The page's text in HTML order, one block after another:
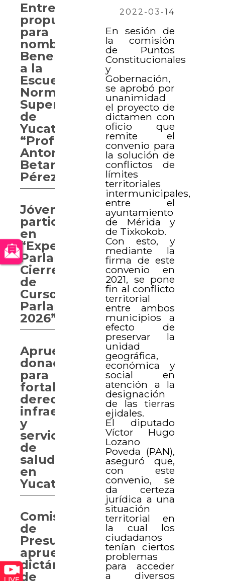
2022-03-14
En sesión de
la comisión
de Puntos
Constitucionales
y
Gobernación,
se aprobó por
unanimidad
el proyecto de
dictamen con
oficio que
remite el
convenio para
la solución de
conflictos de
límites
territoriales
intermunicipales,
entre el
ayuntamiento
de Mérida y
de Tixkokob.
Con esto, y
mediante la
firma de este
convenio en
2021, se pone
fin al conflicto
territorial
entre ambos
municipios a
efecto de
preservar la
unidad
geográfica,
económica y
social en
atención a la
designación
de las tierras
ejidales.
El diputado
Víctor Hugo
Lozano
Poveda (PAN),
aseguró que,
con este
convenio, se
da certeza
jurídica a una
situación
territorial en
la cual los
ciudadanos
tenían ciertos
problemas
para acceder
a diversos
Entregan
propuesta
para
nombrar
Benemérita
a la
Escuela
Normal
Superior
de
Yucatán
“Profesor
Antonio
Betancourt
Pérez”
Jóvenes
participan
en
“Experiencia
Parlamentaria.
Cierre
de
Curso
Parlamentario
2026”
Aprueban
donaciones
para
fortalecer
derechos,
infraestructura
y
servicios
de
salud
en
Yucatán
Comisión
de
Presupuesto
aprueba
dictámenes
de